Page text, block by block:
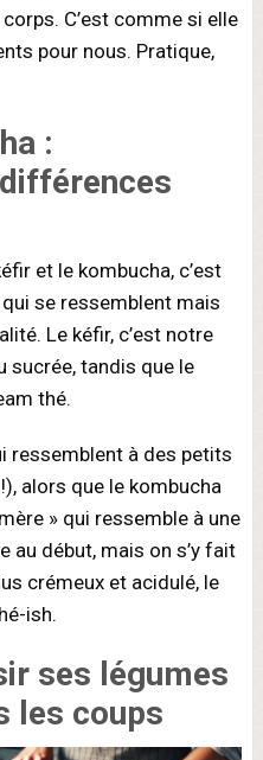
C’est comme si elle
pour nous. Pratique,
:
et le kombucha, c’est
se ressemblent mais
Le kéfir, c’est notre
sucrée, tandis que le
thé.
ressemblent à des petits
alors que le kombucha
» qui ressemble à une
au début, mais on s’y fait
crémeux et acidulé, le
ish.
ses légumes
les coups